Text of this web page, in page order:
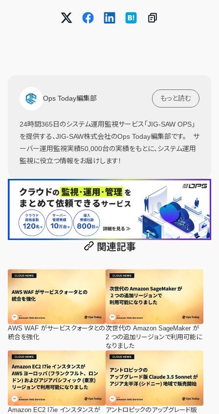
Ops Today編集部 もっと読む
24時間365日のシステム運用監視サービス「JIG-SAW OPS」
を提供する、JIG-SAW株式会社のOps Today編集部です。 サ
ーバー運用監視実績50,000台の実績をもとに、システム運用
監視に役立つ情報をお届けします！
関連記事
AWS WAF がサービスクォータとの
統合を強化
次世代の Amazon SageMaker が
2 つの追加リージョンで利用可能に
なりました
Amazon EC2 I7ie インスタンスが
アントロピックのアップグレード版